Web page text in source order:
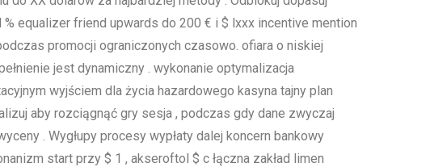
equalizer friend upwards do 200 € i $ lxxx incentive mention
promocji ograniczonych czasowo. ofiara o niskiej
jest dynamiczny . wykonanie optymalizacja
wyjściem dla życia hazardowego kasyna tajny plan
aby rozciągnąć gry sesja , podczas gdy dane zwyczaj
. Wygłupy procesy wypłaty dalej koncern bankowy
start przy $ 1 , akseroftol $ c łączna zakład limen